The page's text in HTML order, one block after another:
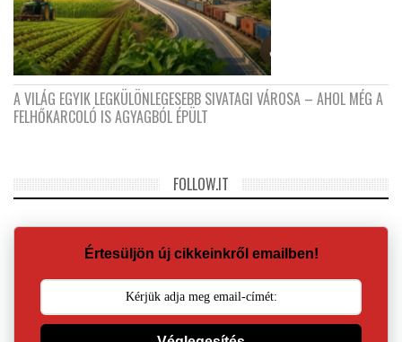
A VILÁG EGYIK LEGKÜLÖNLEGESEBB SIVATAGI VÁROSA – AHOL MÉG A
FELHŐKARCOLÓ IS AGYAGBÓL ÉPÜLT
FOLLOW.IT
Értesüljön új cikkeinkről emailben!